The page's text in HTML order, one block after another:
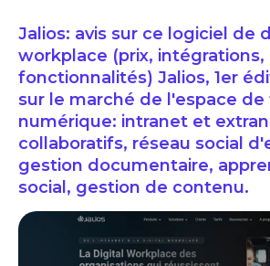
Jalios: avis sur ce logiciel de
workplace (prix, intégrations,
fonctionnalités) Jalios, 1er
sur le marché de l'espace de
numérique: intranet et
collaboratifs, réseau social
gestion documentaire,
social, gestion de contenu.